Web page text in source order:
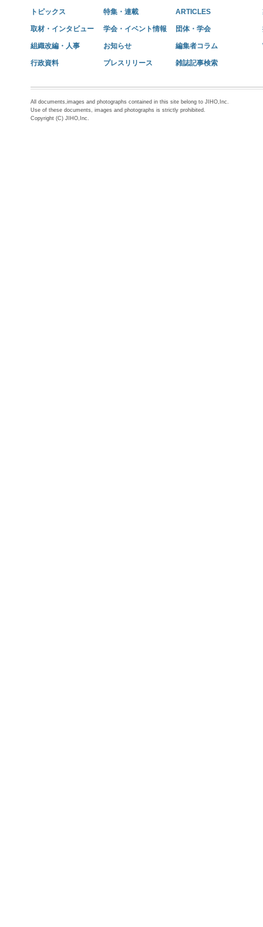
トピックス 特集・連載 ARTICLES
取材・インタビュー 学会・イベント情報 団体・学会
組織改編・人事 お知らせ 編集者コラム
行政資料 プレスリリース 雑誌記事検索
All documents,images and photographs contained in this site belong to JIHO,Inc.
Use of these documents, images and photographs is strictly prohibited.
Copyright (C) JIHO,Inc.